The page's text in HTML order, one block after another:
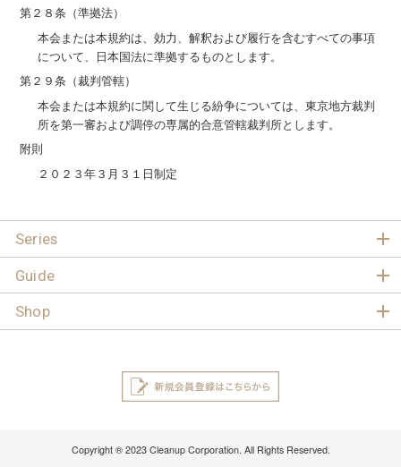
第２８条（準拠法）
本会または本規約は、効力、解釈および履行を含むすべての事項
について、日本国法に準拠するものとします。
第２９条（裁判管轄）
本会または本規約に関して生じる紛争については、東京地方裁判
所を第一審および調停の専属的合意管轄裁判所とします。
附則
２０２３年３月３１日制定
Series
Guide
Shop
Copyright ® 2023 Cleanup Corporation. All Rights Reserved.